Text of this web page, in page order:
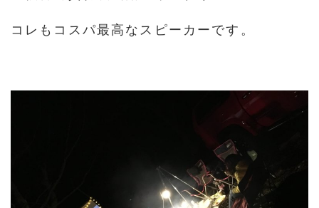
コレもコスパ最高なスピーカーです。